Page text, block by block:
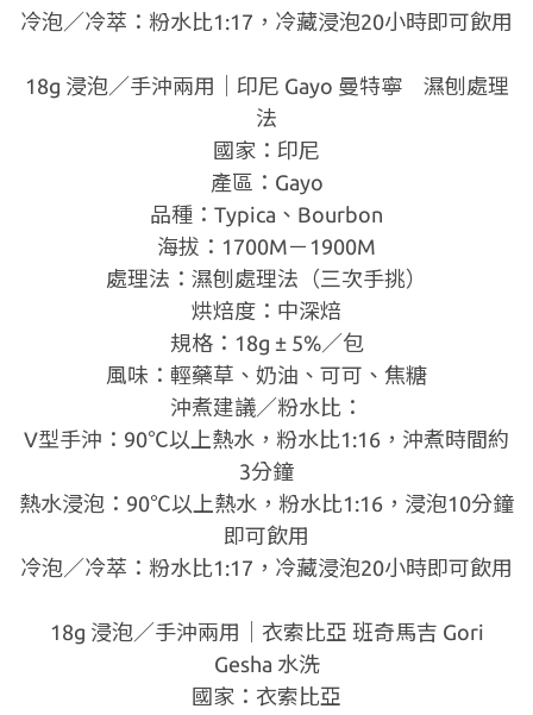
冷泡／冷萃：粉水比1:17，冷藏浸泡20小時即可飲用
18g 浸泡／手沖兩用｜印尼 Gayo 曼特寧 濕刨處理
法
國家：印尼
產區：Gayo
品種：Typica、Bourbon
海拔：1700M－1900M
處理法：濕刨處理法（三次手挑）
烘焙度：中深焙
規格：18g ± 5%／包
風味：輕藥草、奶油、可可、焦糖
沖煮建議／粉水比：
V型手沖：90℃以上熱水，粉水比1:16，沖煮時間約
3分鐘
熱水浸泡：90℃以上熱水，粉水比1:16，浸泡10分鐘
即可飲用
冷泡／冷萃：粉水比1:17，冷藏浸泡20小時即可飲用
18g 浸泡／手沖兩用｜衣索比亞 班奇馬吉 Gori
Gesha 水洗
國家：衣索比亞